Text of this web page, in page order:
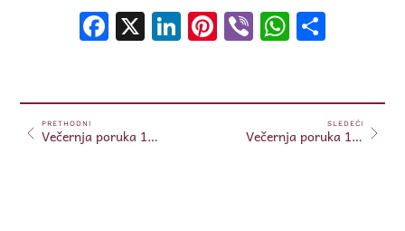
Facebook
X LinkedIn
Pinterest
Viber
PRETHODNI
Večernja poruka 16.10.2024.
SLEDEĆI
Večernja poruka 17.10.2024.